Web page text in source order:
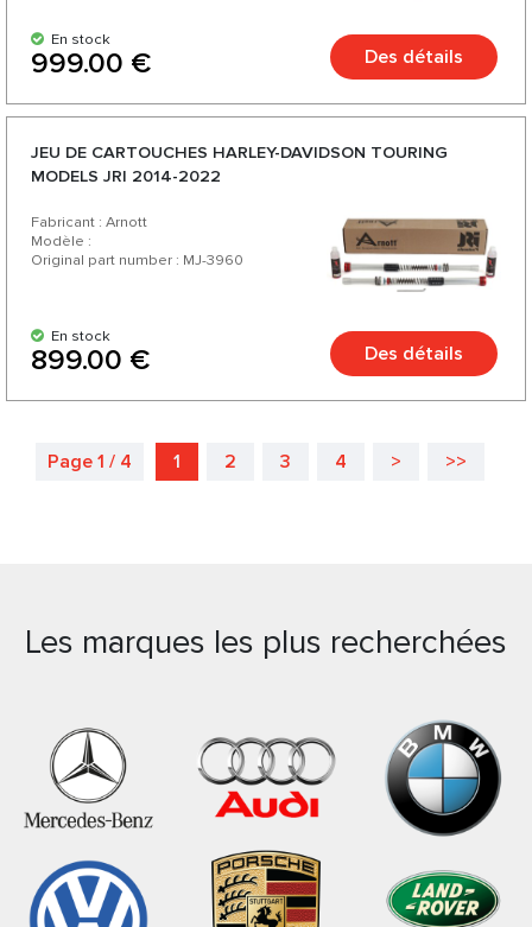
En stock
999.00 € Des détails
JEU DE CARTOUCHES HARLEY-DAVIDSON TOURING
MODELS JRI 2014-2022
Fabricant : Arnott
Modèle :
Original part number : MJ-3960
En stock
899.00 € Des détails
Page 1 / 4 1 2 3 4 > >>
Les marques les plus recherchées